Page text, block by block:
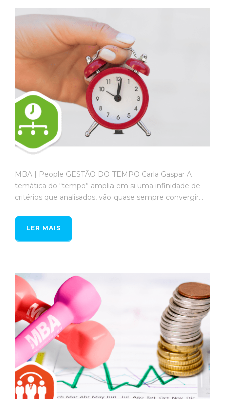
MBA | People GESTÃO DO TEMPO Carla Gaspar A
temática do “tempo” amplia em si uma infinidade de
critérios que analisados, vão quase sempre convergir...
LER MAIS